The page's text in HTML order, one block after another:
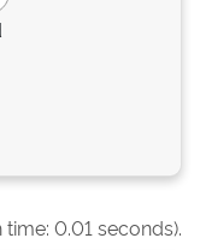
time: 0.01 seconds).